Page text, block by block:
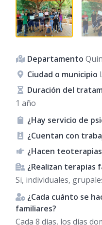
Departamento
Ciudad o municipio
Duración del
1 año
¿Hay servicio de
¿Cuentan con
¿Hacen
¿Realizan terapias
Si, individuales,
¿Cada cuánto se
familiares?
Cada 8 días, los días